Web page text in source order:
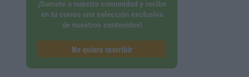
¡Sumate a nuestra comunidad y recibe
en tu correo una selección exclusiva
de nuestros contenidos!
Me quiero suscribir